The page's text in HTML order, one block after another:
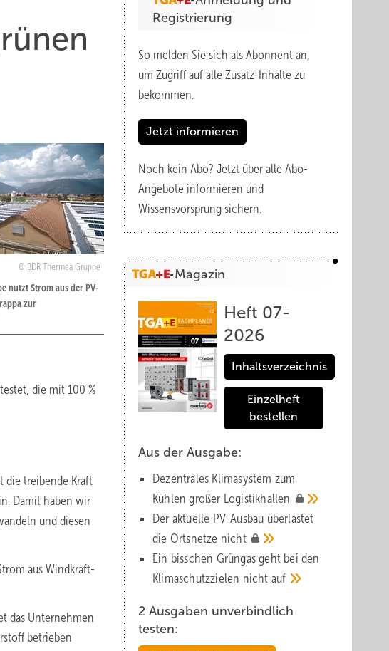
BDR Thermea Gruppe
nutzt Strom aus der PV-
zur
die mit 100 %
die treibende Kraft
Damit haben wir
und diesen
aus Windkraft-
das Unternehmen
betrieben
Registrierung
So melden Sie sich als Abonnent an,
um Zugriff auf alle Zusatz-Inhalte zu
bekommen.
Jetzt informieren
Noch kein Abo? Jetzt über alle Abo-
Angebote informieren und
Wissensvorsprung sichern.
Magazin
Heft 07-
2026
Inhaltsverzeichnis
Einzelheft
bestellen
Aus der Ausgabe:
Dezentrales Klimasystem zum
Kühlen großer Logistik­hallen
Der aktuelle PV-Ausbau über­lastet
die Orts­netze nicht
Ein bisschen Grüngas geht bei den
Klima­schutz­zielen nicht auf
2 Ausgaben unverbindlich
testen: